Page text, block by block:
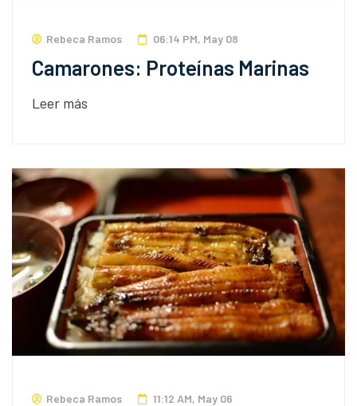
Rebeca Ramos 06:14 PM, May 08
Camarones: Proteínas Marinas
Leer más
Rebeca Ramos 11:12 AM, May 06